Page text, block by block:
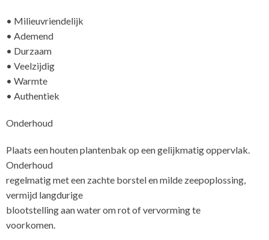
• Milieuvriendelijk
• Ademend
• Durzaam
• Veelzijdig
• Warmte
• Authentiek
Onderhoud
Plaats een houten plantenbak op een gelijkmatig oppervlak.
Onderhoud
regelmatig met een zachte borstel en milde zeepoplossing,
vermijd langdurige
blootstelling aan water om rot of vervorming te